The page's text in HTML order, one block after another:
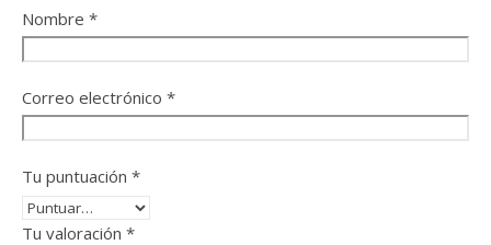
Nombre *
Correo electrónico *
Tu puntuación *
Tu valoración *